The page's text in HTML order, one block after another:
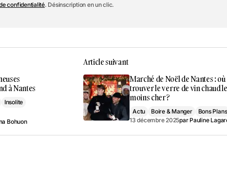
confidentialité. Désinscription en un clic.
à Nantes
Insolite
Bohuon
Article suivant
Marché de Noël de Nantes : où
trouver le verre de vin chaud le
moins cher ?
Actu Boire & Manger
Bons Plans
13 décembre 2025par Pauline